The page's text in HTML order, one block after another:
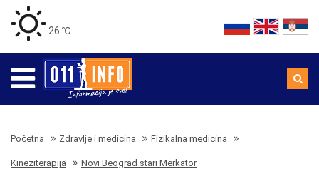
26 ℃
Početna Zdravlje i medicina Fizikalna medicina
Kineziterapija Novi Beograd stari Merkator